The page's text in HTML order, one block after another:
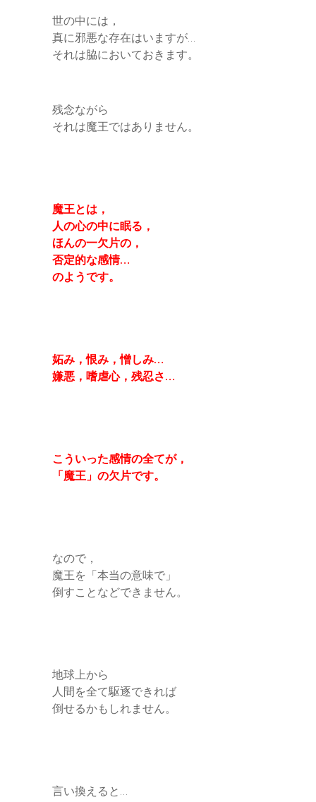
世の中には，
真に邪悪な存在はいますが…
それは脇においておきます。
残念ながら
それは魔王ではありません。
魔王とは，
人の心の中に眠る，
ほんの一欠片の，
否定的な感情…
のようです。
妬み，恨み，憎しみ…
嫌悪，嗜虐心，残忍さ…
こういった感情の全てが，
「魔王」の欠片です。
なので，
魔王を「本当の意味で」
倒すことなどできません。
地球上から
人間を全て駆逐できれば
倒せるかもしれません。
言い換えると…